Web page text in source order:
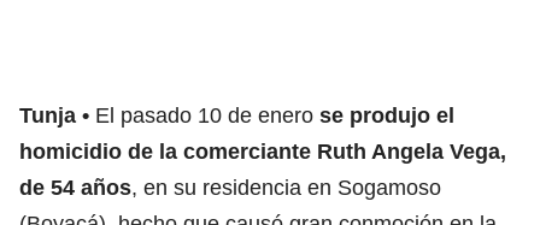
Tunja El pasado 10 de enero se produjo el
homicidio de la comerciante Ruth Angela Vega,
de 54 años, en su residencia en Sogamoso